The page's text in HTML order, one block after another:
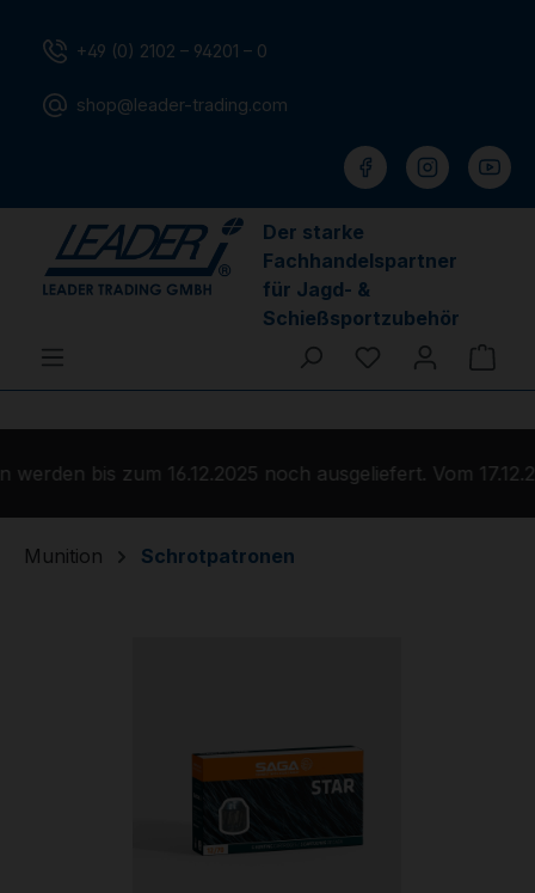
+49 (0) 2102 – 94201 – 0
shop@leader-trading.com
Der starke
Fachhandelspartner
für Jagd- &
Schießsportzubehör
Du hast 0
bis zum 16.12.2025 noch ausgeliefert. Vom
Munition Schrotpatronen